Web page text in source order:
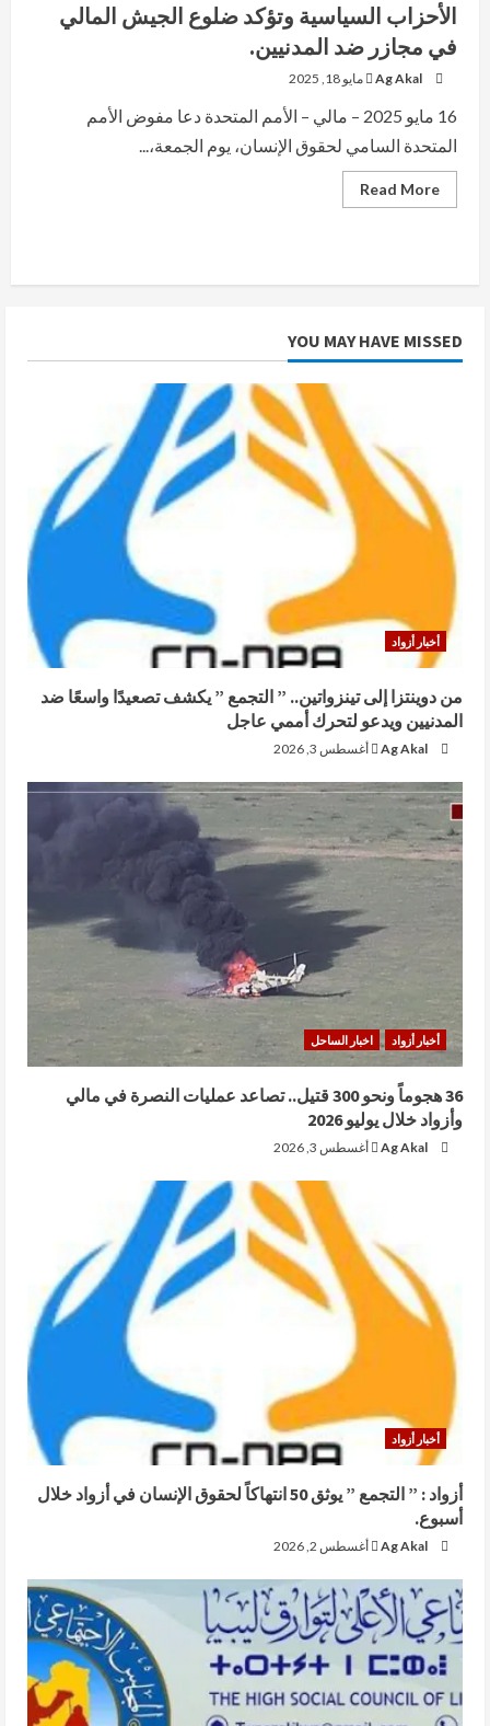
الأحزاب السياسية وتؤكد ضلوع الجيش المالي
في مجازر ضد المدنيين.
Ag Akal مايو 18, 2025
16 مايو 2025 – مالي – الأمم المتحدة دعا مفوض الأمم
المتحدة السامي لحقوق الإنسان، يوم الجمعة،...
Read More
more
الأحزاب
السياسية
ضلوع
الجيش
المالي
في
مجازر
ضد
المدنيين.
YOU MAY HAVE MISSED
أخبار أزواد
من دوينتزا إلى تينزواتين.. ” التجمع ” يكشف تصعيدًا واسعًا ضد
المدنيين ويدعو لتحرك أممي عاجل
Ag Akal أغسطس 3, 2026
أخبار أزواد اخبار الساحل
36 هجوماً ونحو 300 قتيل.. تصاعد عمليات النصرة في مالي
وأزواد خلال يوليو 2026
Ag Akal أغسطس 3, 2026
أخبار أزواد
أزواد : ” التجمع ” يوثق 50 انتهاكاً لحقوق الإنسان في أزواد خلال
أسبوع.
Ag Akal أغسطس 2, 2026